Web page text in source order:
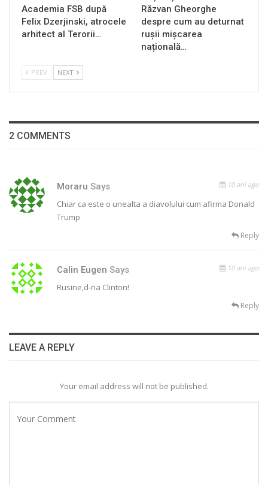
Academia FSB după
Felix Dzerjinski, atrocele
arhitect al Terorii…
Răzvan Gheorghe
despre cum au deturnat
rușii mișcarea
națională…
PREV NEXT
2 COMMENTS
Moraru Says 10 ani ago
Chiar ca este o unealta a diavolului cum afirma Donald
Trump
Reply
Calin Eugen Says 10 ani ago
Rusine,d-na Clinton!
Reply
LEAVE A REPLY
Your email address will not be published.